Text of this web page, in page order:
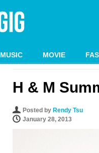
MUSIC MOVIE
H & M
Posted by Rendy Tsu
January 28, 2013